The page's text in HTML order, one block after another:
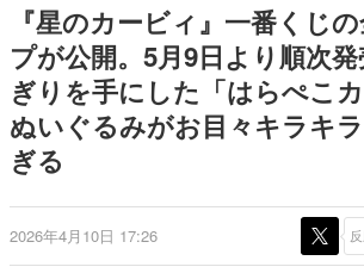
きます。
赫本
この物語を解いてはいけない。『赫
の形をした短編ホラー小説集です。
ゲーム世代の作家たち
ゲームに多大な影響を受けた作家
『星のカービィ』一番くじ
プが公開。5月9日より順次
ぎりを手にした「はらぺこ
ぬいぐるみがお目々キラキ
ぎる
2026年4月10日 17:26